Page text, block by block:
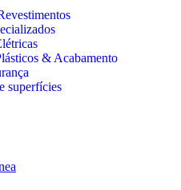
& Acabamento
superfícies